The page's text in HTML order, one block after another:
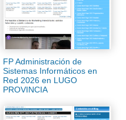
FP Administración de
Sistemas Informáticos en
Red 2026 en LUGO
PROVINCIA